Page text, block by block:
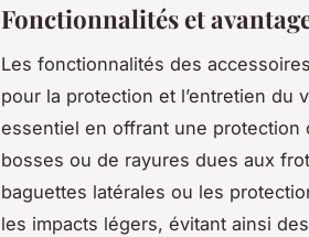
Fonctionnalités et
Les fonctionnalités des
pour la protection et l’entretien du
essentiel en offrant une protection
bosses ou de rayures dues aux
baguettes latérales ou les
les impacts légers, évitant ainsi